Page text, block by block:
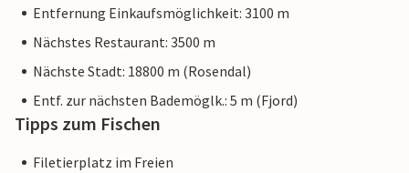
Entfernung Einkaufsmöglichkeit: 3100 m
Nächstes Restaurant: 3500 m
Nächste Stadt: 18800 m (Rosendal)
Entf. zur nächsten Bademöglk.: 5 m (Fjord)
Tipps zum Fischen
Filetierplatz im Freien